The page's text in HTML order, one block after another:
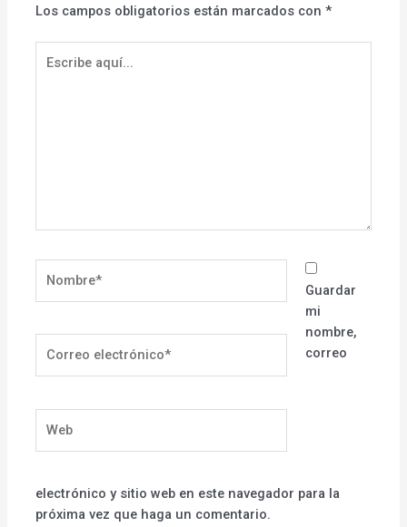
Los campos obligatorios están marcados con*
aquí...
electrónico*
Guardar
mi
nombre,
correo
electrónico y sitio web en este navegador para la
próxima vez que haga un comentario.